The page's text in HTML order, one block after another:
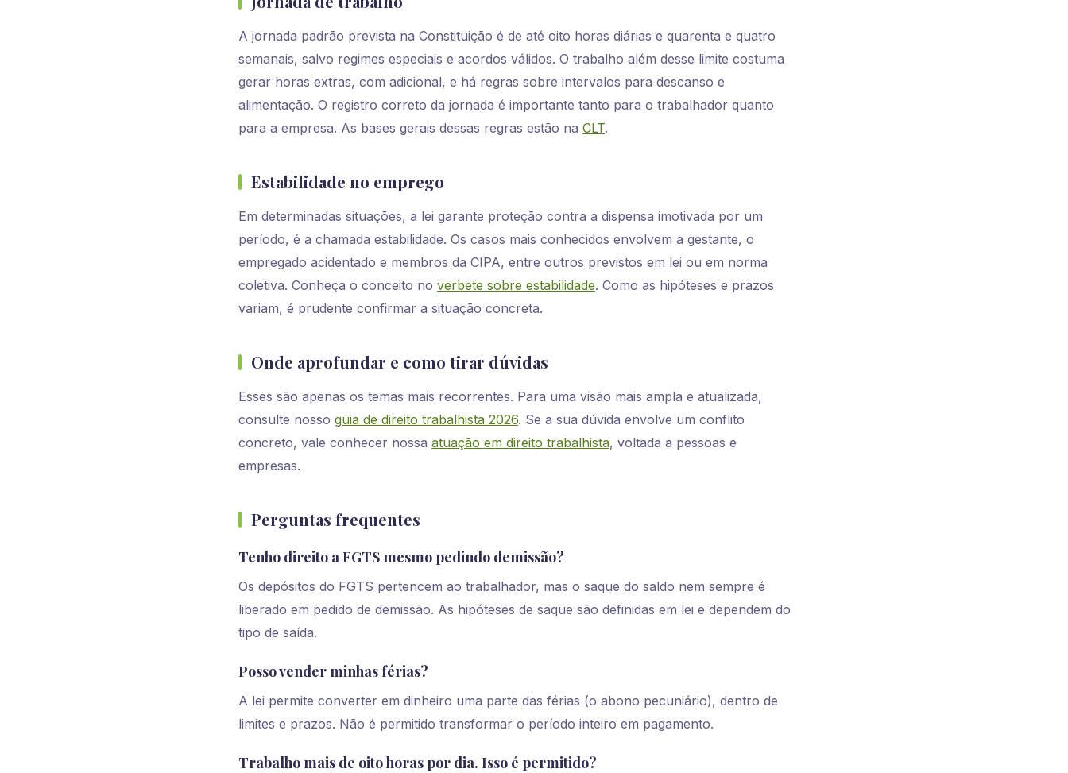
A jornada padrão prevista na Constituição é de até oito horas diárias e quarenta e quatro
semanais, salvo regimes especiais e acordos válidos. O trabalho além desse limite costuma
gerar horas extras, com adicional, e há regras sobre intervalos para descanso e
alimentação. O registro correto da jornada é importante tanto para o trabalhador quanto
para a empresa. As bases gerais dessas regras estão na CLT.
Estabilidade no emprego
Em determinadas situações, a lei garante proteção contra a dispensa imotivada por um
período, é a chamada estabilidade. Os casos mais conhecidos envolvem a gestante, o
empregado acidentado e membros da CIPA, entre outros previstos em lei ou em norma
coletiva. Conheça o conceito no verbete sobre estabilidade. Como as hipóteses e prazos
variam, é prudente confirmar a situação concreta.
Onde aprofundar e como tirar dúvidas
Esses são apenas os temas mais recorrentes. Para uma visão mais ampla e atualizada,
consulte nosso guia de direito trabalhista 2026. Se a sua dúvida envolve um conflito
concreto, vale conhecer nossa atuação em direito trabalhista, voltada a pessoas e
empresas.
Perguntas frequentes
Tenho direito a FGTS mesmo pedindo demissão?
Os depósitos do FGTS pertencem ao trabalhador, mas o saque do saldo nem sempre é
liberado em pedido de demissão. As hipóteses de saque são definidas em lei e dependem do
tipo de saída.
Posso vender minhas férias?
A lei permite converter em dinheiro uma parte das férias (o abono pecuniário), dentro de
limites e prazos. Não é permitido transformar o período inteiro em pagamento.
Trabalho mais de oito horas por dia. Isso é permitido?